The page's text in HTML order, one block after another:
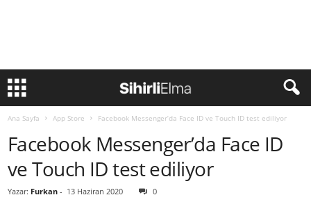
Ana Sayfa App Store Facebook Messenger’da Face ID ve Touch ID test ediliyor
Facebook Messenger’da Face ID
ve Touch ID test ediliyor
Yazar: Furkan - 13 Haziran 2020 0